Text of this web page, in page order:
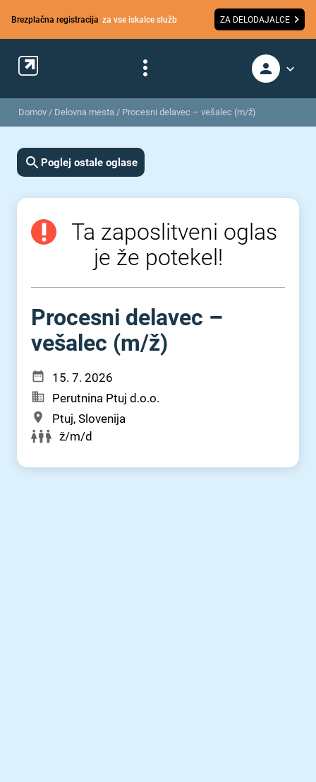
Brezplačna registracija za vse iskalce služb ZA DELODAJALCE
Domov / Delovna mesta / Procesni delavec – vešalec (m/ž)
Poglej ostale oglase
Ta zaposlitveni oglas
je že potekel!
Procesni delavec –
vešalec (m⁠/⁠ž)
15. 7. 2026
Perutnina Ptuj d.o.o.
Ptuj, Slovenija
ž/m/d